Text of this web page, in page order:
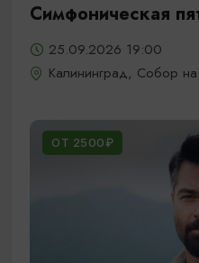
Симфоническая
25.09.2026 19:00
Калининград, Собор на
ОТ 2500₽